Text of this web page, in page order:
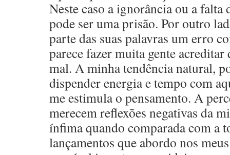
Neste caso a ignorância ou a falta
pode ser uma prisão. Por outro
parte das suas palavras um erro
parece fazer muita gente
mal. A minha tendência natural,
dispender energia e tempo com
me estimula o pensamento. A
merecem reflexões negativas da
ínfima quando comparada com a
lançamentos que abordo nos